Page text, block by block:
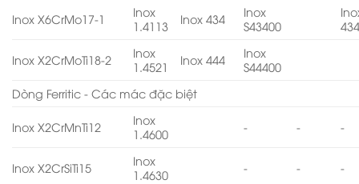
Inox X6CrMo17-1
Inox
1.4113
Inox 434
Inox
S43400
Inox X2CrMoTi18-2
Inox
1.4521
Inox 444
Inox
S44400
Dòng Ferritic - Các mác đặc biệt
Inox X2CrMnTi12
Inox
1.4600
- - -
Inox X2CrSiTi15
Inox
1.4630
- - -